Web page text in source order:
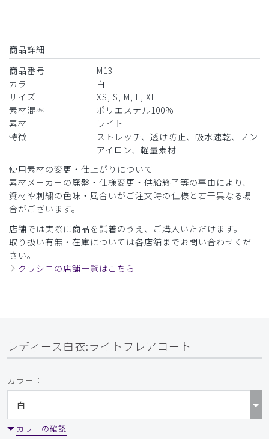
商品詳細
商品番号
M13
カラー
白
サイズ
XS, S, M, L, XL
素材混率
ポリエステル100%
素材
ライト
特徴
ストレッチ、透け防止、吸水速乾、ノン
アイロン、軽量素材
使用素材の変更・仕上がりについて
素材メーカーの廃盤・仕様変更・供給終了等の事由により、
資材や刺繍の色味・風合いがご注文時の仕様と若干異なる場
合がございます。
店舗では実際に商品を試着のうえ、ご購入いただけます。
取り扱い有無・在庫については各店舗までお問い合わせくだ
さい。
クラシコの店舗一覧はこちら
レディース白衣:ライトフレアコート
カラー：
カラーの確認